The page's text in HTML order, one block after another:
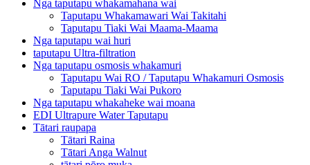
Nga taputapu whakamahana wai
Taputapu Whakamawari Wai Takitahi
Taputapu Tiaki Wai Maama-Maama
Nga taputapu wai huri
taputapu Ultra-filtration
Nga taputapu osmosis whakamuri
Taputapu Wai RO / Taputapu Whakamuri Osmosis
Taputapu Tiaki Wai Pukoro
Nga taputapu whakaheke wai moana
EDI Ultrapure Water Taputapu
Tātari raupapa
Tātari Raina
Tātari Anga Walnut